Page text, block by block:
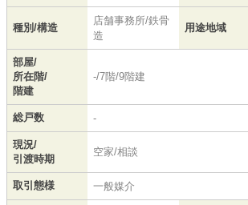
種別/構造
店舗事務所/鉄骨
造
用途地域
部屋/
所在階/
階建
-/7階/9階建
総戸数 -
現況/
引渡時期
空家/相談
取引態様 一般媒介